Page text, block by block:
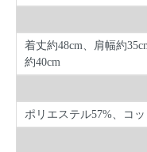
着丈約48cm、肩幅約
約40cm
ポリエステル57%、コ